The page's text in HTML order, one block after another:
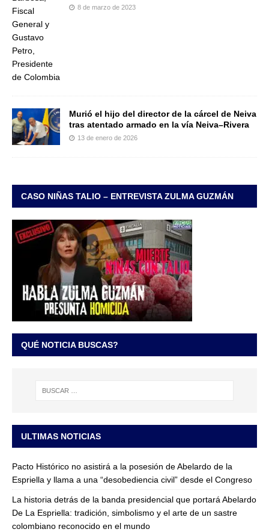
8 de marzo de 2023
Murió el hijo del director de la cárcel de Neiva
tras atentado armado en la vía Neiva–Rivera
13 de enero de 2026
CASO NIÑAS TALIO – ENTREVISTA ZULMA GUZMÁN
QUÉ NOTICIA BUSCAS?
ULTIMAS NOTICIAS
Pacto Histórico no asistirá a la posesión de Abelardo de la
Espriella y llama a una “desobediencia civil” desde el Congreso
La historia detrás de la banda presidencial que portará Abelardo
De La Espriella: tradición, simbolismo y el arte de un sastre
colombiano reconocido en el mundo